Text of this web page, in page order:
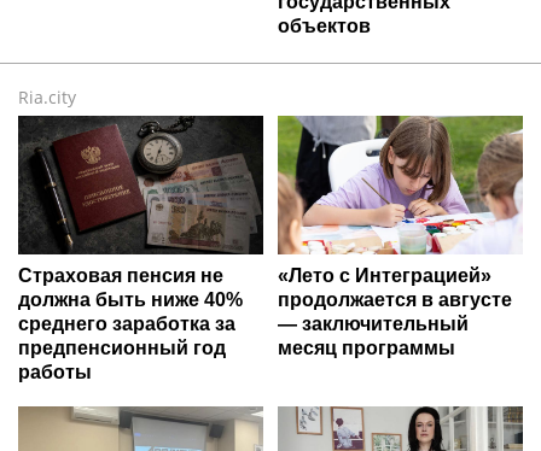
объектов
Ria.city
Страховая пенсия не
должна быть ниже 40%
среднего заработка за
предпенсионный год
работы
«Лето с Интеграцией»
продолжается в августе
— заключительный
месяц программы